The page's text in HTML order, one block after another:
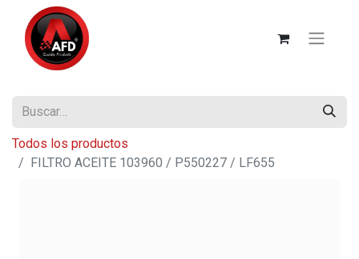
Todos los productos
FILTRO ACEITE 103960 / P550227 / LF655